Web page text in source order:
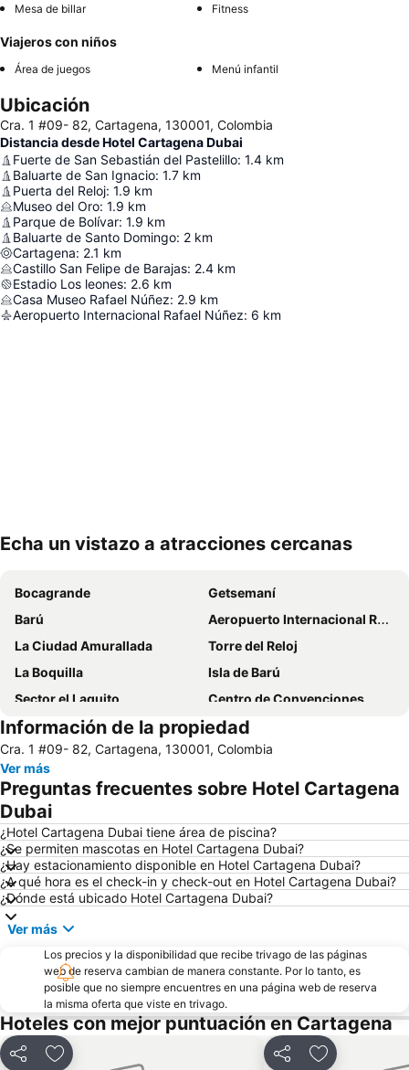
Mesa de billar Fitness
Viajeros con niños
Área de juegos Menú infantil
Ubicación
Cra. 1 #09- 82, Cartagena, 130001, Colombia
Distancia desde Hotel Cartagena Dubai
Fuerte de San Sebastián del Pastelillo: 1.4 km
Baluarte de San Ignacio: 1.7 km
Puerta del Reloj: 1.9 km
Museo del Oro: 1.9 km
Parque de Bolívar: 1.9 km
Baluarte de Santo Domingo: 2 km
Cartagena: 2.1 km
Castillo San Felipe de Barajas: 2.4 km
Estadio Los leones: 2.6 km
Casa Museo Rafael Núñez: 2.9 km
Aeropuerto Internacional Rafael Núñez: 6 km
Echa un vistazo a atracciones cercanas
Bocagrande
Getsemaní
Barú
Aeropuerto Internacional Rafael Núñez
La Ciudad Amurallada
Torre del Reloj
La Boquilla
Isla de Barú
Sector el Laguito
Centro de Convenciones
Museo Histórico - Palacio de la Inquisición
Playa Blanca
Parque Nacional Corales del Rosario
Catedral de Santa Catalina de Alejandría
Las Bóvedas
Estadio Jaime Morón
Información de la propiedad
Cra. 1 #09- 82, Cartagena, 130001, Colombia
Ver más
Preguntas frecuentes sobre Hotel Cartagena
Dubai
¿Hotel Cartagena Dubai tiene área de piscina?
¿Se permiten mascotas en Hotel Cartagena Dubai?
¿Hay estacionamiento disponible en Hotel Cartagena Dubai?
¿A qué hora es el check-in y check-out en Hotel Cartagena Dubai?
¿Dónde está ubicado Hotel Cartagena Dubai?
Ver más
Los precios y la disponibilidad que recibe trivago de las páginas
web de reserva cambian de manera constante. Por lo tanto, es
posible que no siempre encuentres en una página web de reserva
la misma oferta que viste en trivago.
Hoteles con mejor puntuación en Cartagena
CompartirAgregar a favoritos CompartirAgregar a